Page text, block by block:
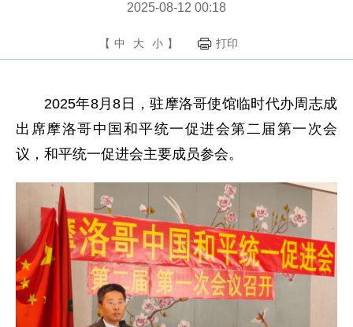
2025-08-12 00:18
【 中 大 小 】 打印
2025年8月8日，驻摩洛哥使馆临时代办周志成
出席摩洛哥中国和平统一促进会第二届第一次会
议，和平统一促进会主要成员参会。